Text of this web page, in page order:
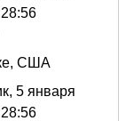
США
5 января